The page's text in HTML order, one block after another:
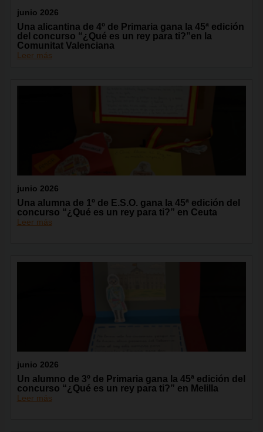
junio 2026
Una alicantina de 4º de Primaria gana la 45ª edición
del concurso “¿Qué es un rey para ti?”en la
Comunitat Valenciana
Leer más
junio 2026
Una alumna de 1º de E.S.O. gana la 45ª edición del
concurso “¿Qué es un rey para ti?” en Ceuta
Leer más
junio 2026
Un alumno de 3º de Primaria gana la 45ª edición del
concurso “¿Qué es un rey para ti?” en Melilla
Leer más